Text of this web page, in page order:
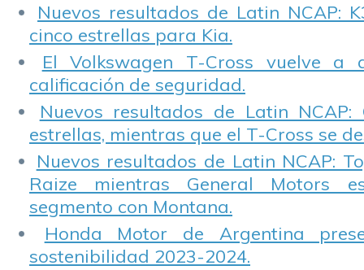
Nuevos resultados de Latin NCAP:
cinco estrellas para Kia.
El Volkswagen T-Cross vuelve a
calificación de seguridad.
Nuevos resultados de Latin NCAP:
estrellas, mientras que el T-Cross se
Nuevos resultados de Latin NCAP:
Raize mientras General Motors
segmento con Montana.
Honda Motor de Argentina
sostenibilidad 2023-2024.